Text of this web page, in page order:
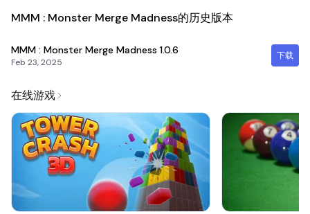
MMM : Monster Merge Madness的历史版本
MMM : Monster Merge Madness 1.0.6
Feb 23, 2025
下载
在线游戏